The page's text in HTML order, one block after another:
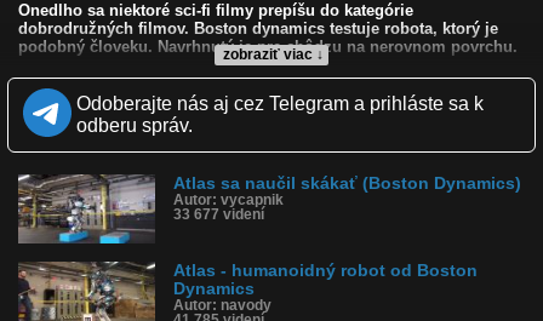
zobraziť viac ↓
Onedlho sa niektoré sci-fi filmy prepíšu do kategórie
dobrodružných filmov. Boston dynamics testuje robota, ktorý je
podobný človeku. Navrhnutý je pre chôdzu na nerovnom povrchu.
Kvalita:
Zverejnené: 18.10.2013 12:13
Páči sa: 91% (68 hlasov)
Dľžka: 0:55
Kategória: veda a technika
Tagy: boston dynamics, robot, robotika, sci-fi, atlas, chôdza,
cyborg
História sledovanosti videa:
Odoberajte nás aj cez Telegram a prihláste sa k
odberu správ.
Atlas sa naučil skákať (Boston Dynamics)
Autor: vycapnik
33 677 videní
Atlas - humanoidný robot od Boston
Dynamics
Autor: navody